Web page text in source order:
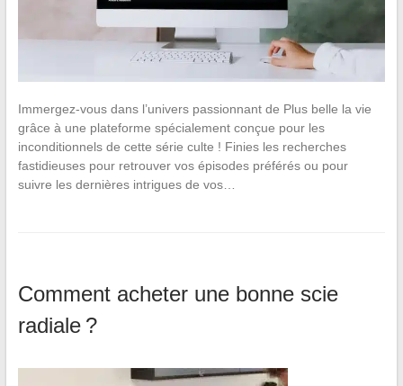
Immergez-vous dans l’univers passionnant de Plus belle la vie
grâce à une plateforme spécialement conçue pour les
inconditionnels de cette série culte ! Finies les recherches
fastidieuses pour retrouver vos épisodes préférés ou pour
suivre les dernières intrigues de vos…
Comment acheter une bonne scie
radiale ?